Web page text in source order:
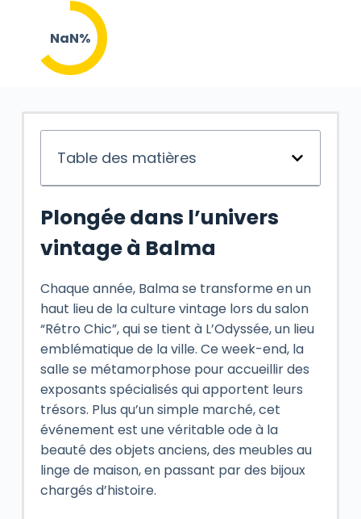
NaN%
Table des matières
Plongée dans l’univers
vintage à Balma
Chaque année, Balma se transforme en un
haut lieu de la culture vintage lors du salon
“Rétro Chic”, qui se tient à L’Odyssée, un lieu
emblématique de la ville. Ce week-end, la
salle se métamorphose pour accueillir des
exposants spécialisés qui apportent leurs
trésors. Plus qu’un simple marché, cet
événement est une véritable ode à la
beauté des objets anciens, des meubles au
linge de maison, en passant par des bijoux
chargés d’histoire.